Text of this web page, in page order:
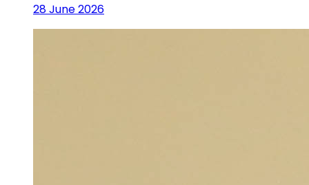
28 June 2026